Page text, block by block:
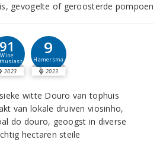
gevogelte of geroosterde pompoen
91
Wine
2023
9
Hamersma
2023
witte Douro van tophuis
van lokale druiven viosinho,
do douro, geoogst in diverse
hectaren steile